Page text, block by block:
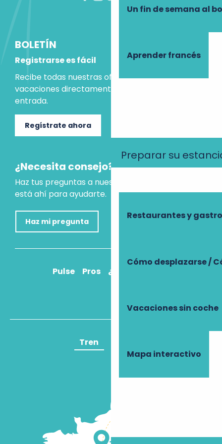
Un fin de semana al
Aprender francés
Preparar su
Restaurantes y
Cómo desplazarse /
Vacaciones sin coche
Mapa interactivo
BOLETÍN
Registrarse es fácil
Recibe todas nuestras ofertas e ideas para las
vacaciones directamente en tu bandeja de
entrada.
Regístrate ahora
¿Necesita consejo?
Haz tus preguntas a nuestro asistente virtual, que
está ahí para ayudarte.
Haz mi pregunta
Pulse Pros ¿Cómo llegar?
Tren